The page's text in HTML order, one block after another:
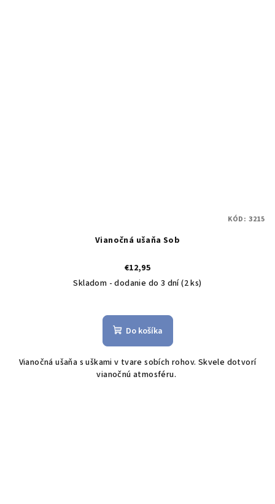
Vianočná ušaňa Sob
€12,95
Skladom - dodanie do 3 dní(2 ks)
Do košíka
Vianočná ušaňa s uškami v tvare sobích rohov. Skvele dotvorí
vianočnú atmosféru.
KÓD: 3215